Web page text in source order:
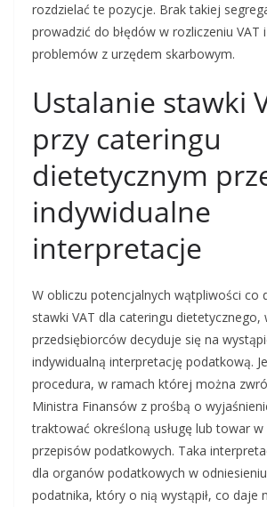
rozdzielać te pozycje. Brak takiej
prowadzić do błędów w rozliczeniu VAT
problemów z urzędem skarbowym.
Ustalanie stawki
przy cateringu
dietetycznym
indywidualne
interpretacje
W obliczu potencjalnych wątpliwości co
stawki VAT dla cateringu dietetycznego,
przedsiębiorców decyduje się na
indywidualną interpretację podatkową.
procedura, w ramach której można
Ministra Finansów z prośbą o
traktować określoną usługę lub towar w
przepisów podatkowych. Taka
dla organów podatkowych w
podatnika, który o nią wystąpił, co daje